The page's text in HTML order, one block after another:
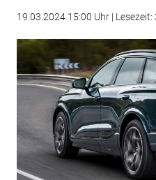
19.03.2024 15:00 Uhr | Lesezeit: